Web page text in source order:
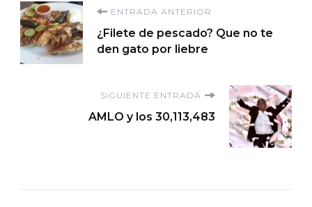
Navegación
de
entradas
ENTRADA ANTERIOR
¿Filete de pescado? Que no te
den gato por liebre
SIGUIENTE ENTRADA
AMLO y los 30,113,483